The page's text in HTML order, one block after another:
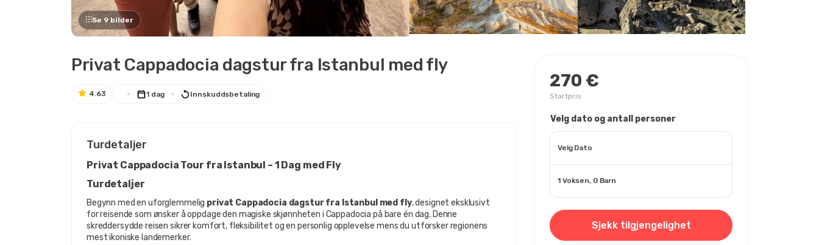
Se 9 bilder
Privat Cappadocia dagstur fra Istanbul med fly
4.63 1 dag Innskuddsbetaling
Turdetaljer
Privat Cappadocia Tour fra Istanbul – 1 Dag med Fly
Turdetaljer
Begynn med en uforglemmelig privat Cappadocia dagstur fra Istanbul med fly, designet eksklusivt
for reisende som ønsker å oppdage den magiske skjønnheten i Cappadocia på bare én dag. Denne
skreddersydde reisen sikrer komfort, fleksibilitet og en personlig opplevelse mens du utforsker regionens
mest ikoniske landemerker.
270 €
Startpris
Velg dato og antall personer
Velg Dato
1 Voksen, 0 Barn
Sjekk tilgjengelighet